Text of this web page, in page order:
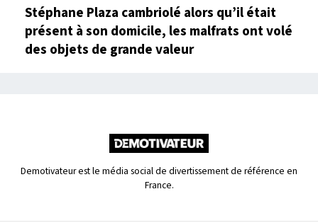
Stéphane Plaza cambriolé alors qu’il était
présent à son domicile, les malfrats ont volé
des objets de grande valeur
Demotivateur est le média social de divertissement de référence en
France.